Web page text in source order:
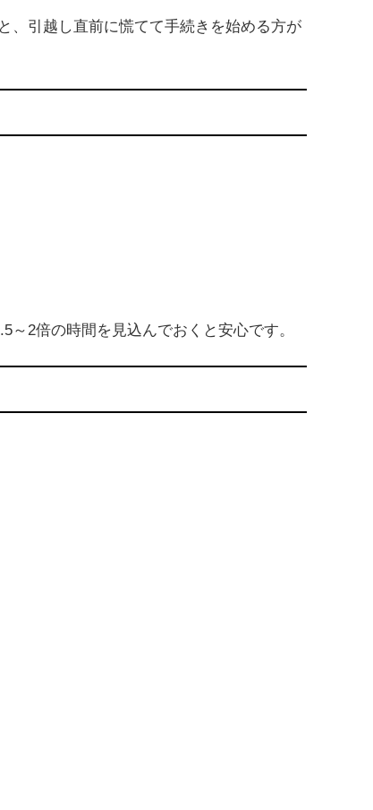
、引越し直前に慌てて手続きを始める方が
2倍の時間を見込んでおくと安心です。